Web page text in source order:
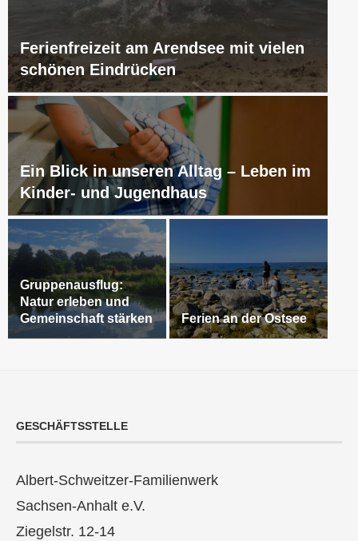
Ferienfreizeit am Arendsee mit vielen
schönen Eindrücken
Ein Blick in unseren Alltag – Leben im
Kinder- und Jugendhaus
Gruppenausflug:
Natur erleben und
Gemeinschaft stärken
Ferien an der Ostsee
GESCHÄFTSSTELLE
Albert-Schweitzer-Familienwerk
Sachsen-Anhalt e.V.
Ziegelstr. 12-14